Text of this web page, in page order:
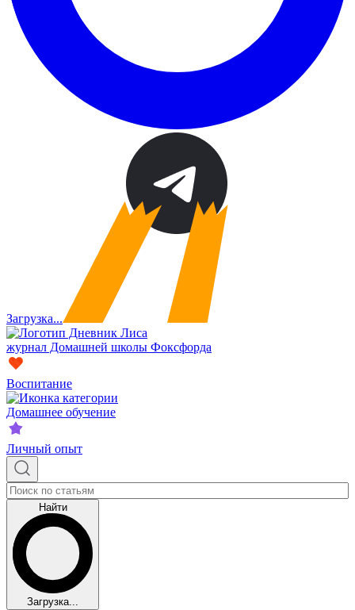
Загрузка...
журнал Домашней школы Фоксфорда
Воспитание
Домашнее обучение
Личный опыт
Найти
Загрузка...